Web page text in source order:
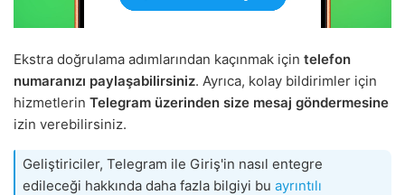
Ekstra doğrulama adımlarından kaçınmak için telefon
numaranızı paylaşabilirsiniz. Ayrıca, kolay bildirimler için
hizmetlerin Telegram üzerinden size mesaj göndermesine
izin verebilirsiniz.
Geliştiriciler, Telegram ile Giriş'in nasıl entegre
edileceği hakkında daha fazla bilgiyi bu ayrıntılı